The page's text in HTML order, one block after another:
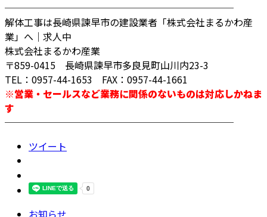
────────────────────────
解体工事は長崎県諫早市の建設業者「株式会社まるかわ産
業」へ｜求人中
株式会社まるかわ産業
〒859-0415 長崎県諫早市多良見町山川内23-3
TEL：0957-44-1653 FAX：0957-44-1661
※営業・セールスなど業務に関係のないものは対応しかねま
す
────────────────────────
ツイート